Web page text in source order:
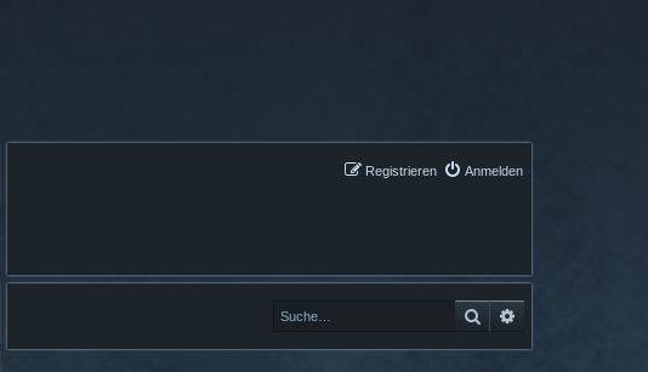
Anmelden
Registrieren
Suche